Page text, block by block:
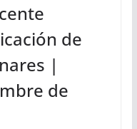
de
|
de